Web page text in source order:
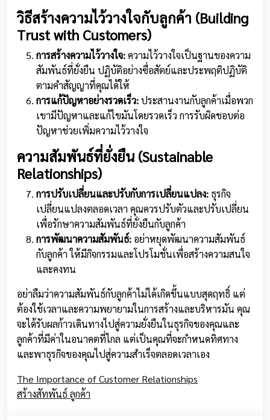
วิธีสร้างความไว้วางใจกับลูกค้า (Building
Trust with Customers)
การสร้างความไว้วางใจ:ความไว้วางใจเป็นฐานของความ
สัมพันธ์ที่ยั่งยืน ปฏิบัติอย่างซื่อสัตย์และประพฤติปฏิบัติ
ตามคำสัญญาที่คุณได้ให้
การแก้ปัญหาอย่างรวดเร็ว:ประสานงานกับลูกค้าเมื่อพวก
เขามีปัญหาและแก้ไขมันโดยรวดเร็ว การรับผิดชอบต่อ
ปัญหาช่วยเพิ่มความไว้วางใจ
ความสัมพันธ์ที่ยั่งยืน (Sustainable
Relationships)
การปรับเปลี่ยนและปรับกับการเปลี่ยนแปลง: ธุรกิจ
เปลี่ยนแปลงตลอดเวลา คุณควรปรับตัวและปรับเปลี่ยน
เพื่อรักษาความสัมพันธ์ที่ยั่งยืนกับลูกค้า
การพัฒนาความสัมพันธ์: อย่าหยุดพัฒนาความสัมพันธ์
กับลูกค้า ให้มีกิจกรรมและโปรโมชั่นเพื่อสร้างความสนใจ
และคงทน
อย่าลืมว่าความสัมพันธ์กับลูกค้าไม่ได้เกิดขึ้นแบบสุดฤทธิ์ แต่
ต้องใช้เวลาและความพยายามในการสร้างและบริหารมัน คุณ
จะได้รับผลก้าวเดินทางไปสู่ความยั่งยืนในธุรกิจของคุณและ
ลูกค้าที่มีค่าในอนาคตที่ไกล แต่เป็นคุณที่จะกำหนดทิศทาง
และพาธุรกิจของคุณไปสู่ความสำเร็จตลอดเวลาเอง
The Importance of Customer Relationships
สร้างสัทพันธ์ ลูกค้า